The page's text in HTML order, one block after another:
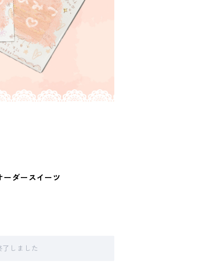
ーダースイーツ
しました